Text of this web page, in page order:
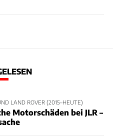
LAND ROVER (2015–HEUTE)
Motorschäden bei JLR –